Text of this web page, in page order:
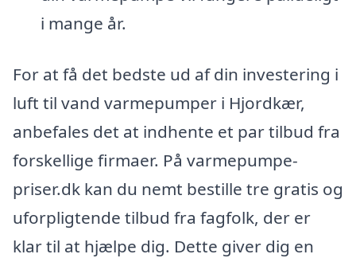
i mange år.
For at få det bedste ud af din investering i
luft til vand varmepumper i Hjordkær,
anbefales det at indhente et par tilbud fra
forskellige firmaer. På varmepumpe-
priser.dk kan du nemt bestille tre gratis og
uforpligtende tilbud fra fagfolk, der er
klar til at hjælpe dig. Dette giver dig en